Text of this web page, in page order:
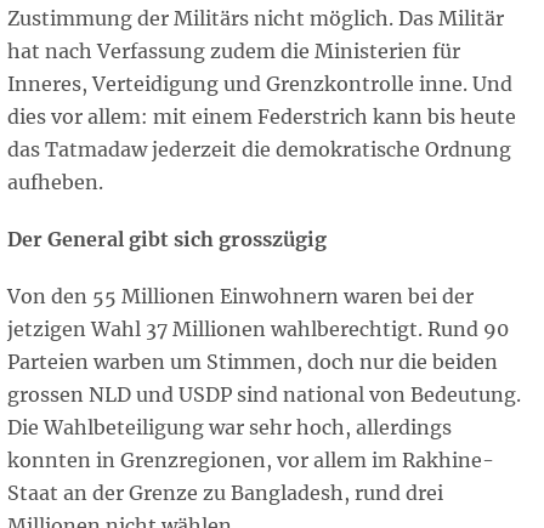
Zustimmung der Militärs nicht möglich. Das Militär
hat nach Verfassung zudem die Ministerien für
Inneres, Verteidigung und Grenzkontrolle inne. Und
dies vor allem: mit einem Federstrich kann bis heute
das Tatmadaw jederzeit die demokratische Ordnung
aufheben.
Der General gibt sich grosszügig
Von den 55 Millionen Einwohnern waren bei der
jetzigen Wahl 37 Millionen wahlberechtigt. Rund 90
Parteien warben um Stimmen, doch nur die beiden
grossen NLD und USDP sind national von Bedeutung.
Die Wahlbeteiligung war sehr hoch, allerdings
konnten in Grenzregionen, vor allem im Rakhine-
Staat an der Grenze zu Bangladesh, rund drei